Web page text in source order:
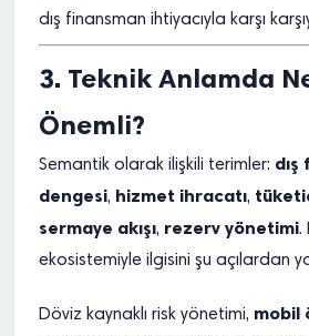
dış finansman ihtiyacıyla karşı
3. Teknik Anlamda
Önemli?
Semantik olarak ilişkili terimler: dış
dengesi, hizmet ihracatı,
sermaye akışı, rezerv yönetimi.
ekosistemiyle ilgisini şu açılardan
Döviz kaynaklı risk yönetimi, mobil